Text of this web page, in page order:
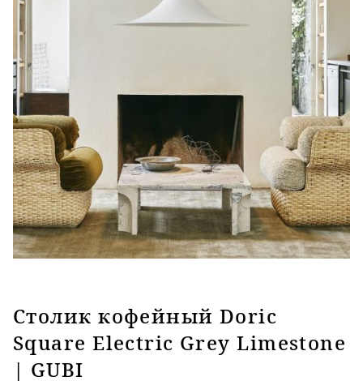
Столик кофейный Doric
Square Electric Grey Limestone
| GUBI